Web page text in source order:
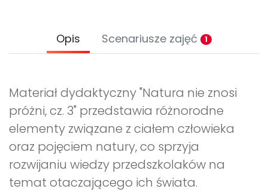
Opis Scenariusze zajęć 1
Materiał dydaktyczny "Natura nie znosi
próżni, cz. 3" przedstawia różnorodne
elementy związane z ciałem człowieka
oraz pojęciem natury, co sprzyja
rozwijaniu wiedzy przedszkolaków na
temat otaczającego ich świata.